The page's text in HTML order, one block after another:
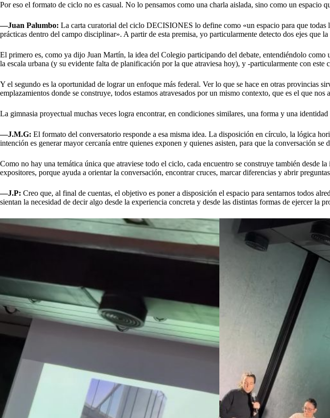
Por eso el formato de ciclo no es casual. No lo pensamos como una charla aislada, sino como un
—Juan Palumbo: La carta curatorial del ciclo DECISIONES lo define como «un espacio para que todas
prácticas dentro del campo disciplinar». A partir de esta premisa, yo particularmente detecto dos ejes que la
El primero es, como ya dijo Juan Martín, la idea del Colegio participando del debate, entendiéndolo
la escala urbana (y su evidente falta de planificación por la que atraviesa hoy), y -particularmente con
Y el segundo es la oportunidad de lograr un enfoque más federal. Ver lo que se hace en otras provincias
emplazamientos donde se construye, todos estamos atravesados por un mismo contexto, que es el que nos
La gimnasia proyectual muchas veces logra encontrar, en condiciones similares, una forma y una
—J.M.G: El formato del conversatorio responde a esa misma idea. La disposición en círculo, la lógica
intención es generar mayor cercanía entre quienes exponen y quienes asisten, para que la conversación
Como no hay una temática única que atraviese todo el ciclo, cada encuentro se construye también desde
expositores, porque ayuda a orientar la conversación, encontrar cruces, marcar diferencias y abrir
—J.P: Creo que, al final de cuentas, el objetivo es poner a disposición el espacio para sentarnos todos
sientan la necesidad de decir algo desde la experiencia concreta y desde las distintas formas de ejercer la